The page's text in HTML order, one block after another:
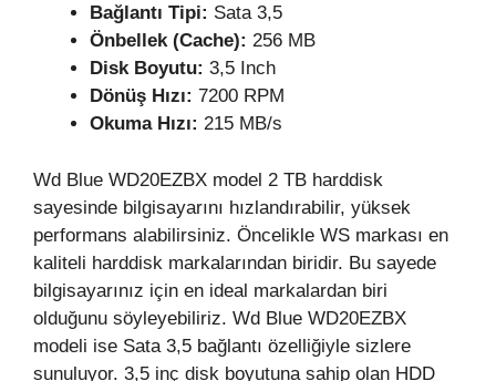
Bağlantı Tipi: Sata 3,5
Önbellek (Cache): 256 MB
Disk Boyutu: 3,5 Inch
Dönüş Hızı: 7200 RPM
Okuma Hızı: 215 MB/s
Wd Blue WD20EZBX model 2 TB harddisk
sayesinde bilgisayarını hızlandırabilir, yüksek
performans alabilirsiniz. Öncelikle WS markası en
kaliteli harddisk markalarından biridir. Bu sayede
bilgisayarınız için en ideal markalardan biri
olduğunu söyleyebiliriz. Wd Blue WD20EZBX
modeli ise Sata 3,5 bağlantı özelliğiyle sizlere
sunuluyor. 3,5 inç disk boyutuna sahip olan HDD